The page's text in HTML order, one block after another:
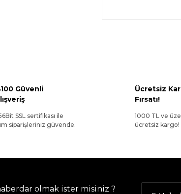
Güvenli
SSL sertifikası ile
siparişleriniz güvende.
Ücretsiz
Fırsatı!
1000 TL ve
ücretsiz kargo!
olmak ister misiniz ?